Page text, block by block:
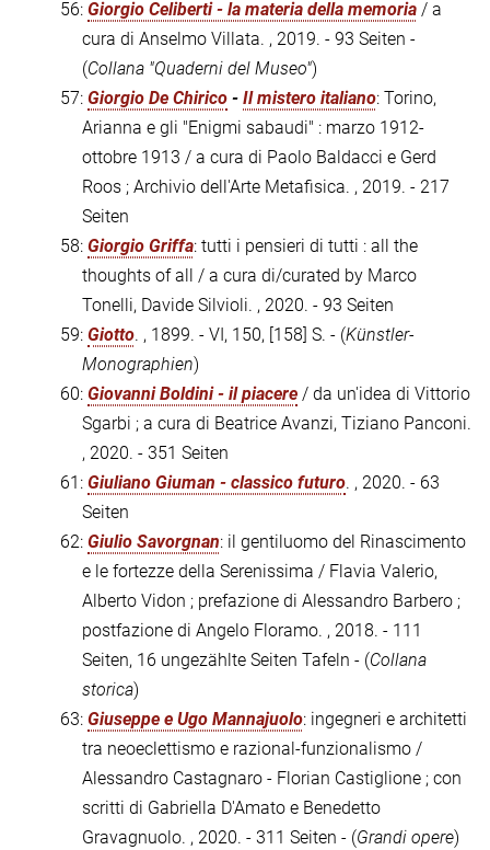
56: Giorgio Celiberti - la materia della memoria / a
cura di Anselmo Villata. , 2019. - 93 Seiten -
(Collana "Quaderni del Museo")
57: Giorgio De Chirico - Il mistero italiano: Torino,
Arianna e gli "Enigmi sabaudi" : marzo 1912-
ottobre 1913 / a cura di Paolo Baldacci e Gerd
Roos ; Archivio dell'Arte Metafisica. , 2019. - 217
Seiten
58: Giorgio Griffa: tutti i pensieri di tutti : all the
thoughts of all / a cura di/curated by Marco
Tonelli, Davide Silvioli. , 2020. - 93 Seiten
59: Giotto. , 1899. - VI, 150, [158] S. - (Künstler-
Monographien)
60: Giovanni Boldini - il piacere / da un'idea di Vittorio
Sgarbi ; a cura di Beatrice Avanzi, Tiziano Panconi.
, 2020. - 351 Seiten
61: Giuliano Giuman - classico futuro. , 2020. - 63
Seiten
62: Giulio Savorgnan: il gentiluomo del Rinascimento
e le fortezze della Serenissima / Flavia Valerio,
Alberto Vidon ; prefazione di Alessandro Barbero ;
postfazione di Angelo Floramo. , 2018. - 111
Seiten, 16 ungezählte Seiten Tafeln - (Collana
storica)
63: Giuseppe e Ugo Mannajuolo: ingegneri e architetti
tra neoeclettismo e razional-funzionalismo /
Alessandro Castagnaro - Florian Castiglione ; con
scritti di Gabriella D'Amato e Benedetto
Gravagnuolo. , 2020. - 311 Seiten - (Grandi opere)